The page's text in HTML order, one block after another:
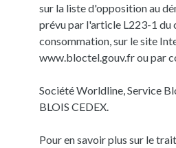
sur la liste d'opposition au
prévu par l'article L223-1 du
consommation, sur le site
www.bloctel.gouv.fr ou par
Société Worldline, Service
BLOIS CEDEX.
Pour en savoir plus sur le